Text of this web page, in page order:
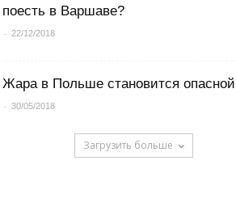
поесть в Варшаве?
- 22/12/2018
Жара в Польше становится опасной
- 30/05/2018
Загрузить больше